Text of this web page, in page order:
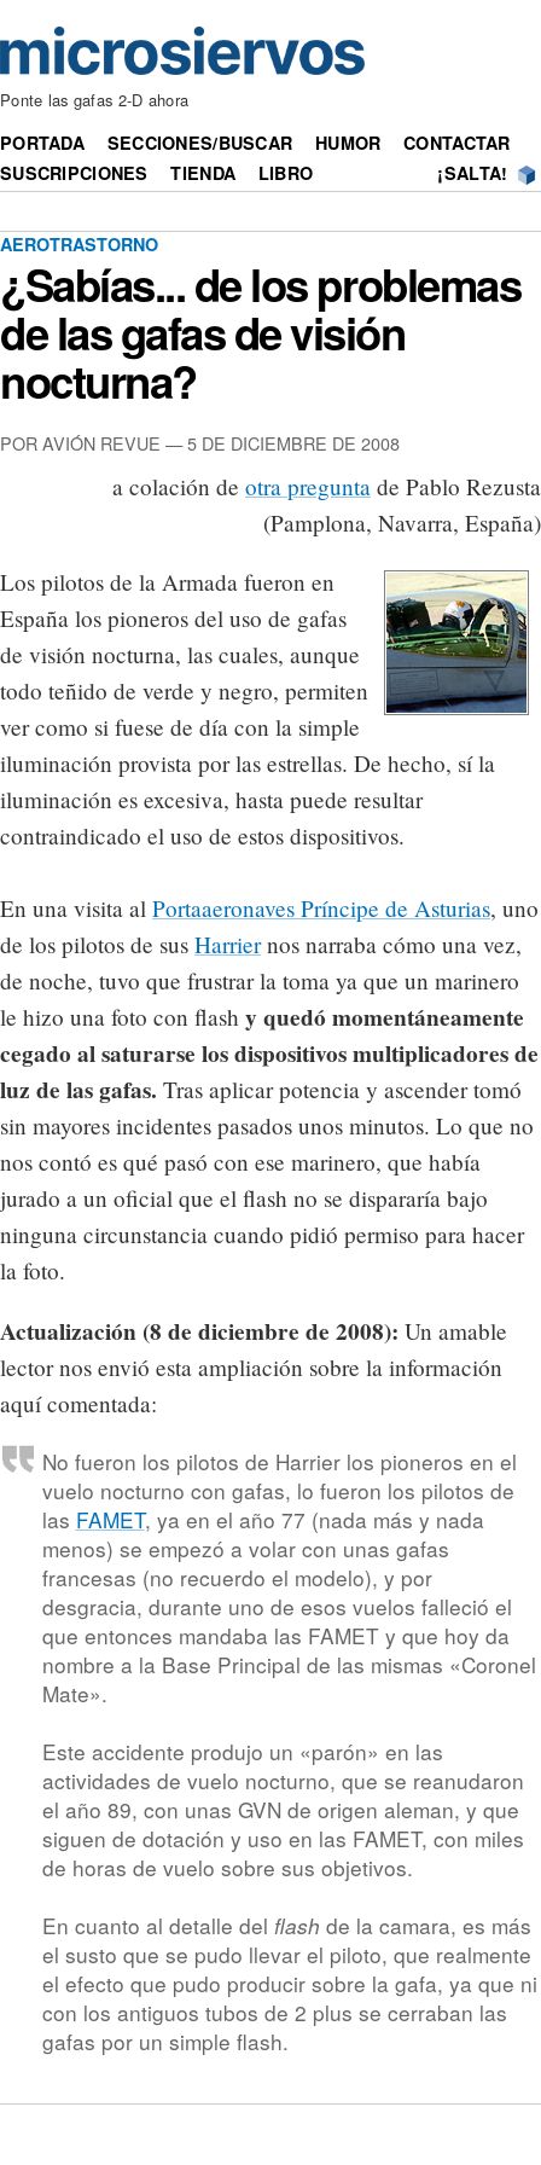
Ponte las gafas 2-D ahora
PORTADA SECCIONES/BUSCAR HUMOR
CONTACTAR
SUSCRIPCIONES
TIENDA LIBRO ¡SALTA!
AEROTRASTORNO
¿Sabías... de los problemas
de las gafas de visión
nocturna?
POR AVIÓN REVUE — 5 DE DICIEMBRE DE 2008
a colación de otra pregunta de Pablo Rezusta
(Pamplona, Navarra, España)
Los pilotos de la Armada fueron en
España los pioneros del uso de gafas
de visión nocturna, las cuales, aunque
todo teñido de verde y negro, permiten
ver como si fuese de día con la simple
iluminación provista por las estrellas. De hecho, sí la
iluminación es excesiva, hasta puede resultar
contraindicado el uso de estos dispositivos.
En una visita al Portaaeronaves Príncipe de Asturias, uno
de los pilotos de sus Harriernos narraba cómo una vez,
de noche, tuvo que frustrar la toma ya que un marinero
le hizo una foto con flash y quedó momentáneamente
cegado al saturarse los dispositivos multiplicadores de
luz de las gafas. Tras aplicar potencia y ascender tomó
sin mayores incidentes pasados unos minutos. Lo que no
nos contó es qué pasó con ese marinero, que había
jurado a un oficial que el flash no se dispararía bajo
ninguna circunstancia cuando pidió permiso para hacer
la foto.
Actualización (8 de diciembre de 2008): Un amable
lector nos envió esta ampliación sobre la información
aquí comentada:
No fueron los pilotos de Harrier los pioneros en el
vuelo nocturno con gafas, lo fueron los pilotos de
las FAMET, ya en el año 77 (nada más y nada
menos) se empezó a volar con unas gafas
francesas (no recuerdo el modelo), y por
desgracia, durante uno de esos vuelos falleció el
que entonces mandaba las FAMET y que hoy da
nombre a la Base Principal de las mismas «Coronel
Mate».
Este accidente produjo un «parón» en las
actividades de vuelo nocturno, que se reanudaron
el año 89, con unas GVN de origen aleman, y que
siguen de dotación y uso en las FAMET, con miles
de horas de vuelo sobre sus objetivos.
En cuanto al detalle del flash de la camara, es más
el susto que se pudo llevar el piloto, que realmente
el efecto que pudo producir sobre la gafa, ya que ni
con los antiguos tubos de 2 plus se cerraban las
gafas por un simple flash.